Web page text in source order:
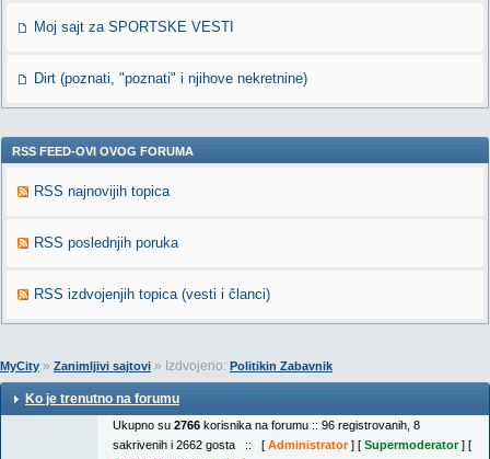
Moj sajt za SPORTSKE VESTI
Dirt (poznati, "poznati" i njihove nekretnine)
RSS FEED-OVI OVOG FORUMA
RSS najnovijih topica
RSS poslednjih poruka
RSS izdvojenjih topica (vesti i članci)
MyCity » Zanimljivi sajtovi » Izdvojeno: Politikin Zabavnik
Ko je trenutno na forumu
Ukupno su 2766 korisnika na forumu :: 96 registrovanih, 8
sakrivenih i 2662 gosta :: [ Administrator] [ Supermoderator] [